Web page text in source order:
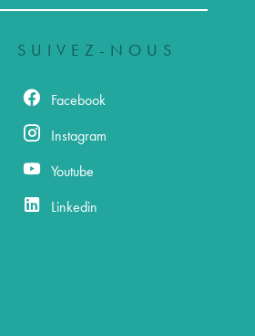
SUIVEZ-NOUS
Facebook
Instagram
Youtube
Linkedin